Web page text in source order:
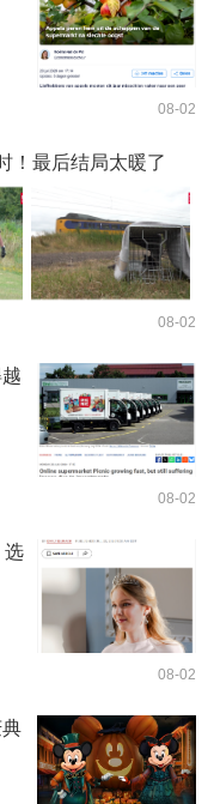
08-02
！最后结局太暖了
08-02
08-02
选
08-02